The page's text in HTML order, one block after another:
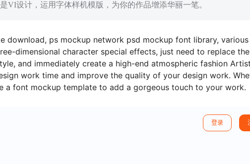
VI设计，运用字体样机模版，为你的作品增添华丽一笔。
download, ps mockup network psd mockup font library, various
dimensional character special effects, just need to replace the
and immediately create a high-end atmospheric fashion
work time and improve the quality of your design work.
a font mockup template to add a gorgeous touch to your work.
登录